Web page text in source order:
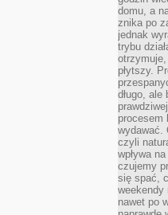
domu, a
znika po
jednak
trybu
płytszy.
długo, ale
procesem
wydawać.
czyli
wpływa
czujemy
się spać,
weekendy
nawet po